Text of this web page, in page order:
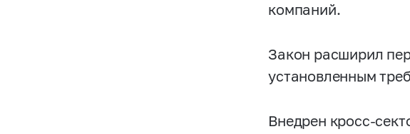
компаний.
Закон расширил
установленным
Внедрен кросс-